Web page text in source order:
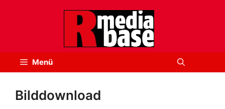
Menü
Bilddownload